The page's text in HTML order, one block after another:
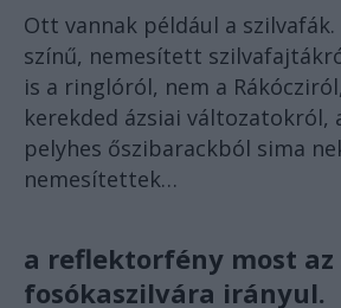
Ott vannak például a
színű, nemesített
is a ringlóról, nem a
kerekded ázsiai változatokról,
pelyhes őszibarackból sima
nemesítettek…
a reflektorfény most az
fosókaszilvára irányul.